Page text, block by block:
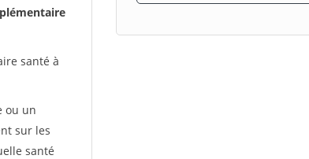
santé à
ou un
sur les
santé